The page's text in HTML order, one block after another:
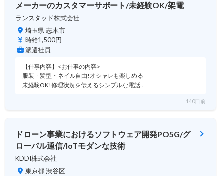
メーカーのカスタマーサポート/未経験OK/架電
ランスタッド株式会社
埼玉県 志木市
時給1,500円
派遣社員
【仕事内容】<お仕事の内容>
服装・髪型・ネイル自由!オシャレも楽しめる
未経験OK!修理状況を伝えるシンプルな電話…
140日前
ドローン事業におけるソフトウェア開発PO5G/グ
ローバル通信/IoTモダンな技術
KDDI株式会社
東京都 渋谷区